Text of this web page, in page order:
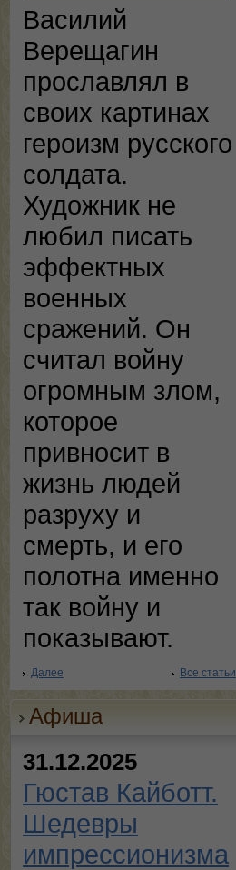
Василий
Верещагин
прославлял в
своих картинах
героизм русского
солдата.
Художник не
любил писать
эффектных
военных
сражений. Он
считал войну
огромным злом,
которое
привносит в
жизнь людей
разруху и
смерть, и его
полотна именно
так войну и
показывают.
Далее Все статьи
Афиша
31.12.2025
Гюстав Кайботт.
Шедевры
импрессионизма